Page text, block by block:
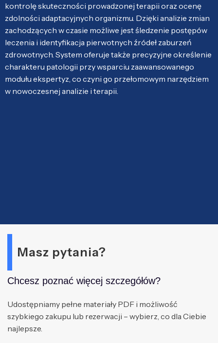
kontrolę skuteczności prowadzonej terapii oraz ocenę
zdolności adaptacyjnych organizmu. Dzięki analizie zmian
zachodzących w czasie możliwe jest śledzenie postępów
leczenia i identyfikacja pierwotnych źródeł zaburzeń
zdrowotnych. System oferuje także precyzyjne określenie
charakteru patologii przy wsparciu zaawansowanego
modułu ekspertyz, co czyni go przełomowym narzędziem
w nowoczesnej analizie i terapii.
Masz pytania?
Chcesz poznać więcej szczegółów?
Udostępniamy pełne materiały PDF i możliwość
szybkiego zakupu lub rezerwacji – wybierz, co dla Ciebie
najlepsze.